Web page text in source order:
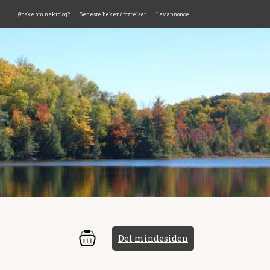
Ønske om nekrolog? Seneste bekendtgørelser Lav annonce
Del mindesiden